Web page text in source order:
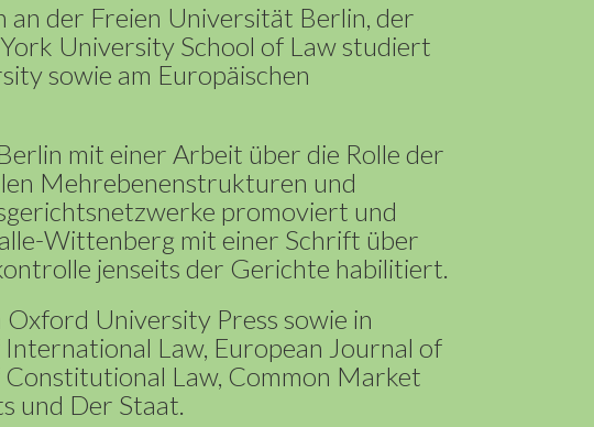
an der Freien Universität Berlin, der
University School of Law studiert
sowie am Europäischen
mit einer Arbeit über die Rolle der
Mehrebenenstrukturen und
promoviert und
Wittenberg mit einer Schrift über
jenseits der Gerichte habilitiert.
University Press sowie in
Law, European Journal of
Law, Common Market
und Der Staat.